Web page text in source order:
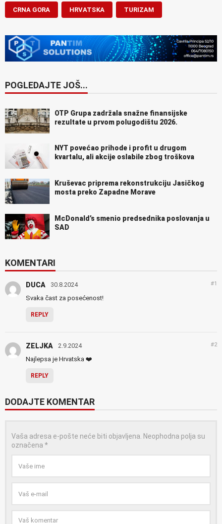
CRNA GORA HRVATSKA TURIZAM
POGLEDAJTE JOŠ...
OTP Grupa zadržala snažne finansijske
rezultate u prvom polugodištu 2026.
NYT povećao prihode i profit u drugom
kvartalu, ali akcije oslabile zbog troškova
Kruševac priprema rekonstrukciju Jasičkog
mosta preko Zapadne Morave
McDonald’s smenio predsednika poslovanja u
SAD
KOMENTARI
DUCA 30.8.2024 #1
Svaka čast za posećenost!
REPLY
ZELJKA 2.9.2024 #2
Najlepsa je Hrvatska ❤️
REPLY
DODAJTE KOMENTAR
Vaša adresa e-pošte neće biti objavljena. Neophodna polja su
označena *